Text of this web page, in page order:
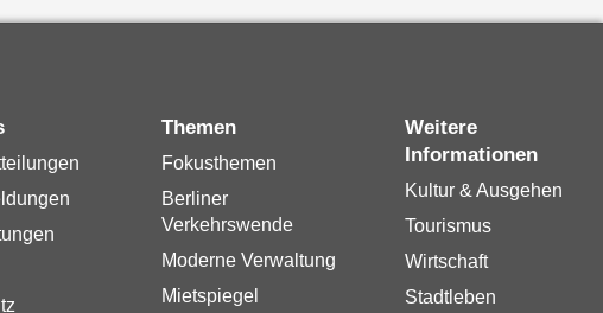
Themen
Fokusthemen
Berliner
Verkehrswende
Moderne Verwaltung
Mietspiegel
Weitere
Informationen
Kultur & Ausgehen
Tourismus
Wirtschaft
Stadtleben